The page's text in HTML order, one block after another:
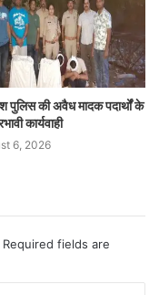
पुलिस की अवैध मादक पदार्थों के
कार्यवाही
6, 2026
Required fields are